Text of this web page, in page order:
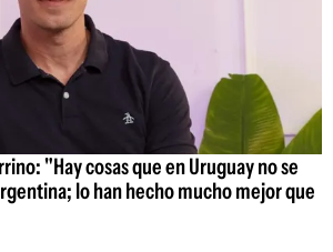
"Hay cosas que en Uruguay no se
lo han hecho mucho mejor que